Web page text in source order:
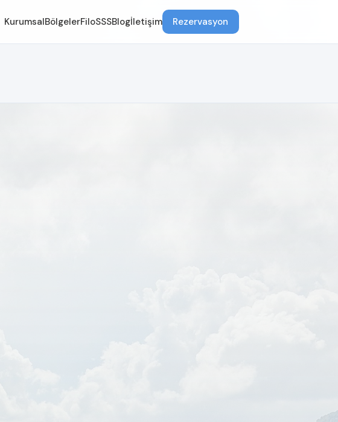
KurumsalBölgelerFiloSSSBlogİletişim Rezervasyon